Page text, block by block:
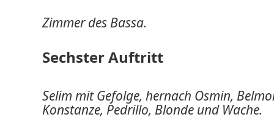
Zimmer des Bassa.
Sechster Auftritt
Selim mit Gefolge, hernach Osmin,
Konstanze, Pedrillo, Blonde und Wache.